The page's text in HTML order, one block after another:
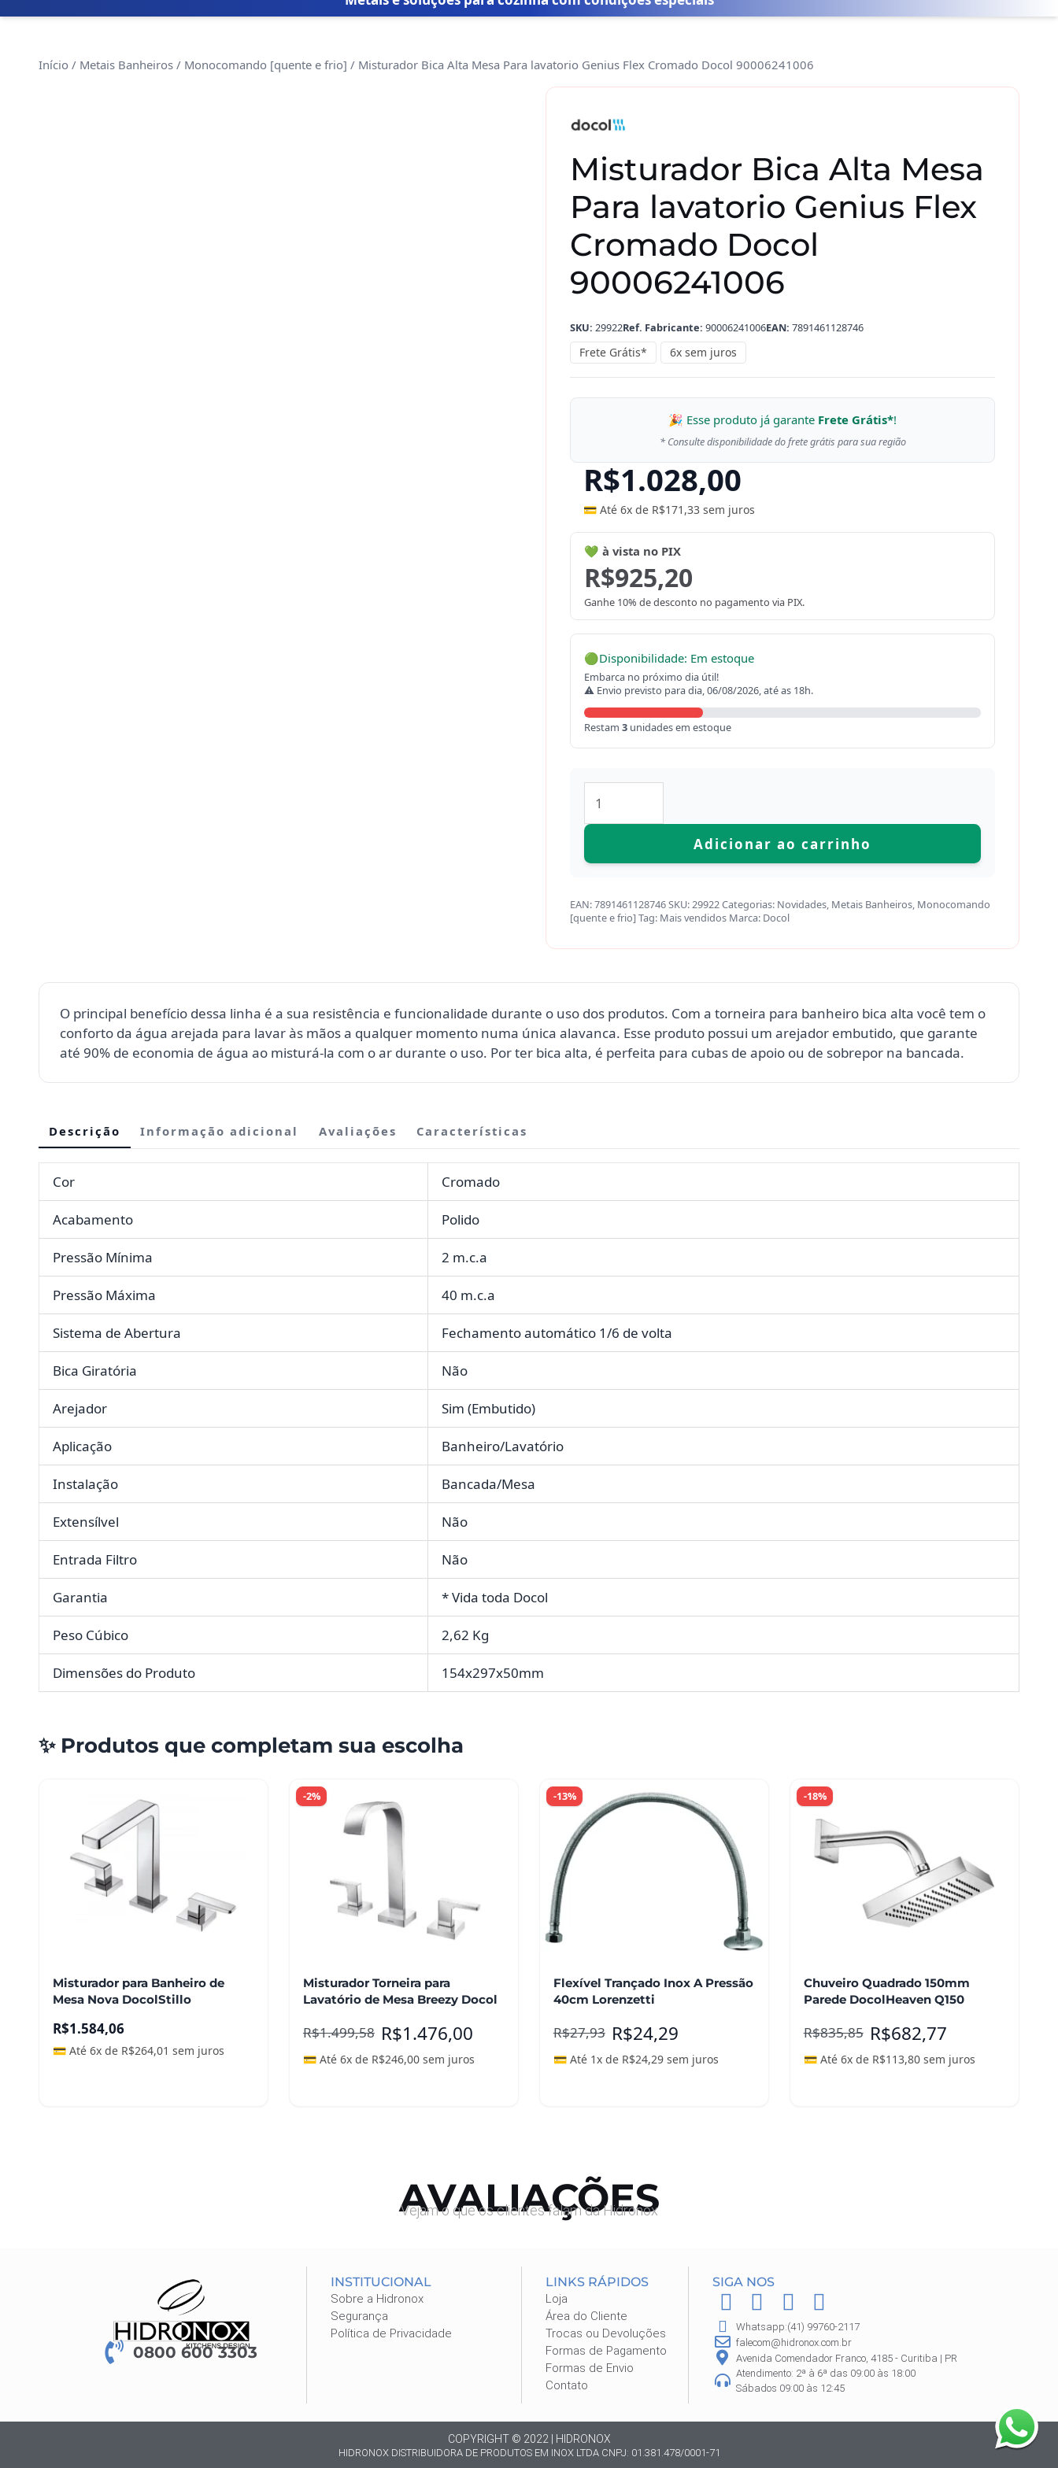
Início / Metais Banheiros / Monocomando [quente e frio] / Misturador Bica Alta Mesa Para lavatorio Genius Flex Cromado Docol 90006241006
Misturador Bica Alta Mesa
Para lavatorio Genius Flex
Cromado Docol
90006241006
SKU: 29922Ref. Fabricante: 90006241006EAN: 7891461128746
Frete Grátis* 6x sem juros
🎉 Esse produto já garante Frete Grátis*!
* Consulte disponibilidade do frete grátis para sua região
R$1.028,00
💳 Até 6x de R$171,33 sem juros
💚 à vista no PIX
R$925,20
Ganhe 10% de desconto no pagamento via PIX.
🟢Disponibilidade: Em estoque
Embarca no próximo dia útil!
⚠ Envio previsto para dia, 06/08/2026, até as 18h.
Restam 3 unidades em estoque
Bica
Alta
Mesa
Para
lavatorio
Genius
Flex
Cromado
Docol
90006241006
Adicionar ao carrinho
EAN:7891461128746SKU:29922Categorias: Novidades, Metais Banheiros, Monocomando
[quente e frio]Tag: Mais vendidos Marca: Docol
O principal benefício dessa linha é a sua resistência e funcionalidade durante o uso dos produtos. Com a torneira para banheiro bica alta você tem o
conforto da água arejada para lavar às mãos a qualquer momento numa única alavanca. Esse produto possui um arejador embutido, que garante
até 90% de economia de água ao misturá-la com o ar durante o uso. Por ter bica alta, é perfeita para cubas de apoio ou de sobrepor na bancada.
Descrição Informação adicional Avaliações Características
Cor Cromado
Acabamento Polido
Pressão Mínima 2 m.c.a
Pressão Máxima 40 m.c.a
Sistema de Abertura Fechamento automático 1/6 de volta
Bica Giratória Não
Arejador Sim (Embutido)
Aplicação Banheiro/Lavatório
Instalação Bancada/Mesa
Extensílvel Não
Entrada Filtro Não
Garantia * Vida toda Docol
Peso Cúbico 2,62 Kg
Dimensões do Produto 154x297x50mm
✨ Produtos que completam sua escolha
Misturador para Banheiro de
Mesa Nova DocolStillo
R$1.584,06
💳 Até 6x de R$264,01 sem juros
-2%
Misturador Torneira para
Lavatório de Mesa Breezy Docol
R$1.499,58 R$1.476,00
💳 Até 6x de R$246,00sem juros
-13%
Flexível Trançado Inox A Pressão
40cm Lorenzetti
R$27,93 R$24,29
💳 Até 1x de R$24,29sem juros
-18%
Chuveiro Quadrado 150mm
Parede DocolHeaven Q150
R$835,85 R$682,77
💳 Até 6x de R$113,80sem juros
AVALIAÇÕES
Vejam o que os clientes falam da Hidronox
0800 600 3303
INSTITUCIONAL
Sobre a Hidronox
Segurança
Política de Privacidade
LINKS RÁPIDOS
Loja
Área do Cliente
Trocas ou Devoluções
Formas de Pagamento
Formas de Envio
Contato
SIGA NOS
F
a
c
e
b
I
n
s
t
a
P
i
n
t
e
W
h
a
t
s
Whatsapp:(41) 99760-2117
falecom@hidronox.com.br
Avenida Comendador Franco, 4185 - Curitiba | PR
Atendimento: 2ª à 6ª das 09:00 às 18:00
Sábados 09:00 às 12:45
COPYRIGHT © 2022 | HIDRONOX
HIDRONOX DISTRIBUIDORA DE PRODUTOS EM INOX LTDA CNPJ: 01.381.478/0001-71